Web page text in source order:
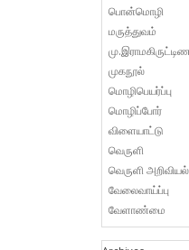
பொன்மொழி
மருத்துவம்
முகநூல்
மொழிபெயர்ப்பு
மொழிப்போர்
விளையாட்டு
வெருளி
வெருளி அறிவியல்
வேலைவாய்ப்பு
வேளாண்மை